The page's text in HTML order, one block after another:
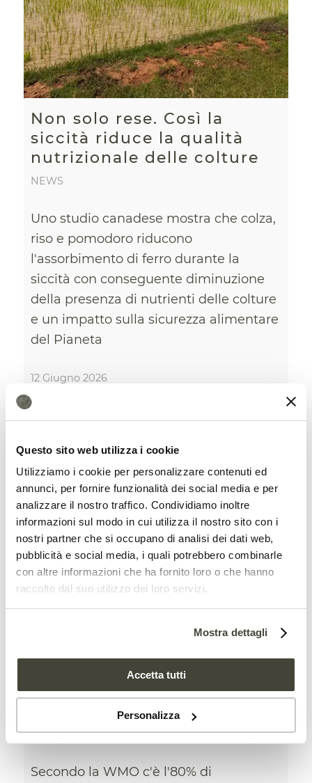
Questo sito web utilizza i cookie
Utilizziamo i cookie per personalizzare contenuti ed
annunci, per fornire funzionalità dei social media e per
analizzare il nostro traffico. Condividiamo inoltre
informazioni sul modo in cui utilizza il nostro sito con i
nostri partner che si occupano di analisi dei dati web,
pubblicità e social media, i quali potrebbero combinarle
con altre informazioni che ha fornito loro o che hanno
raccolto dal suo utilizzo dei loro servizi.
Mostra dettagli
Accetta tutti
Personalizza
Non solo rese. Così la
siccità riduce la qualità
nutrizionale delle colture
NEWS
Uno studio canadese mostra che colza,
riso e pomodoro riducono
l'assorbimento di ferro durante la
siccità con conseguente diminuzione
della presenza di nutrienti delle colture
e un impatto sulla sicurezza alimentare
del Pianeta
12 Giugno 2026
Torna El Niño, il suolo sarà
uno dei primi banchi di
FILIERA AGRICOLA,NEWS
Secondo la WMO c'è l'80% di